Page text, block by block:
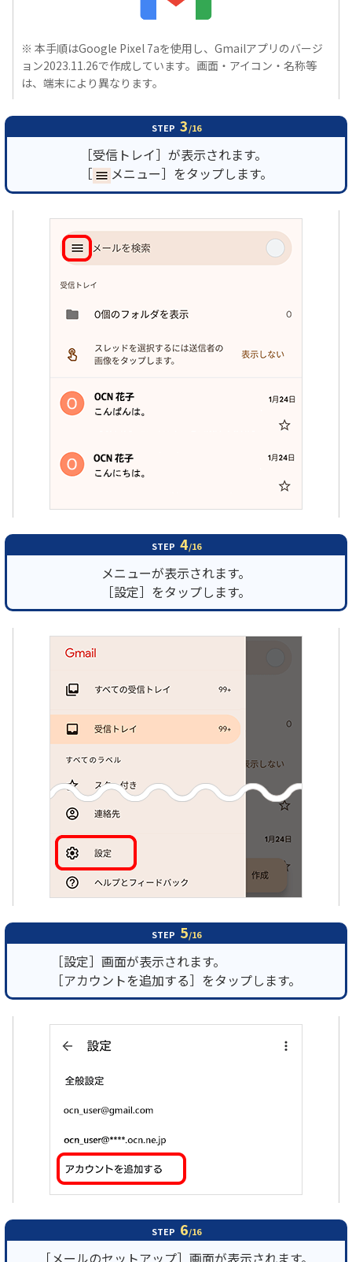
※ 本手順はGoogle Pixel 7aを使用し、Gmailアプリのバージ
ョン2023.11.26で作成しています。画面・アイコン・名称等
は、端末により異なります。
STEP 3/16
［受信トレイ］が表示されます。
［
メニュー］をタップします。
STEP 4/16
メニューが表示されます。
［設定］をタップします。
STEP 5/16
［設定］画面が表示されます。
［アカウントを追加する］をタップします。
STEP 6/16
［メールのセットアップ］画面が表示されます。